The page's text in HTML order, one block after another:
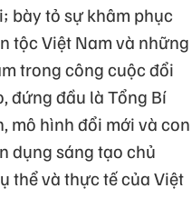
bày tỏ sự khâm phục
tộc Việt Nam và những
trong công cuộc đổi
đứng đầu là Tổng Bí
mô hình đổi mới và con
dụng sáng tạo chủ
thể và thực tế của Việt